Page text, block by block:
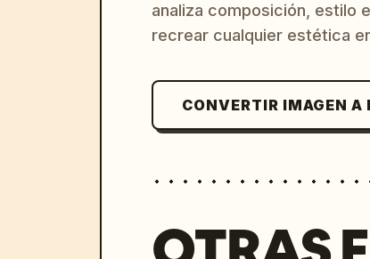
analiza composición, estilo
recrear cualquier estética
CONVERTIR IMAGEN A